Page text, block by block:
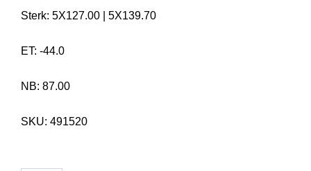
Sterk: 5X127.00 5X139.70
ET: -44.0
NB: 87.00
SKU: 491520